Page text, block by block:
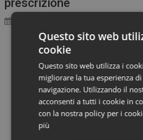
Questo sito web
cookie
Questo sito web utilizza i
migliorare la tua esperienza di
navigazione. Utilizzando il
acconsenti a tutti i cookie in
con la nostra policy per i
più